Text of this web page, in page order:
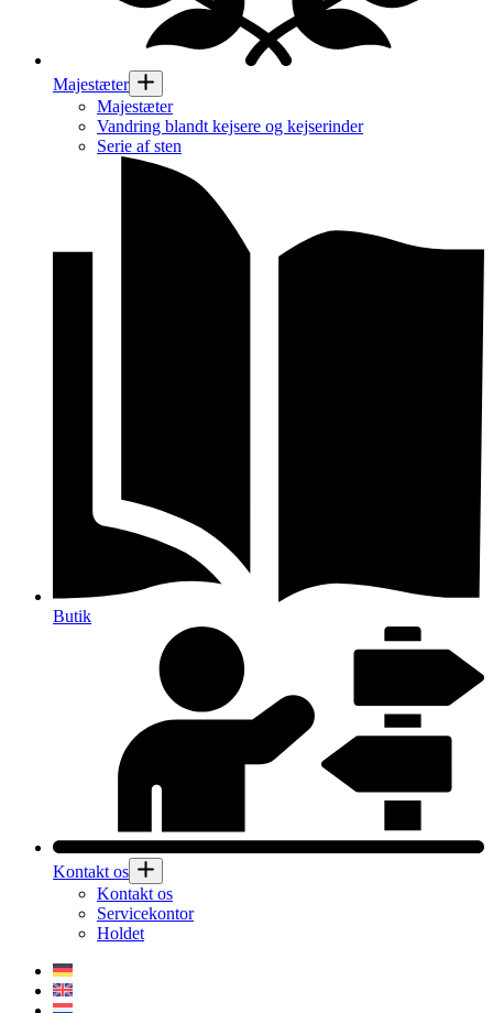
Majestæter
Majestæter
Vandring blandt kejsere og kejserinder
Serie af sten
Butik
Kontakt os
Kontakt os
Servicekontor
Holdet